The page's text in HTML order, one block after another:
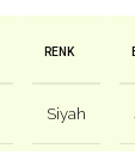
RENK
Siyah